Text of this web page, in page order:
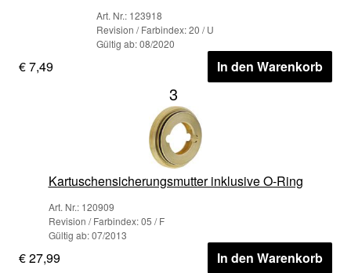
Art. Nr.: 123918
Revision / Farbindex: 20 / U
Gültig ab: 08/2020
€ 7,49 In den Warenkorb
3
Kartuschensicherungsmutter inklusive O-Ring
Art. Nr.: 120909
Revision / Farbindex: 05 / F
Gültig ab: 07/2013
€ 27,99 In den Warenkorb